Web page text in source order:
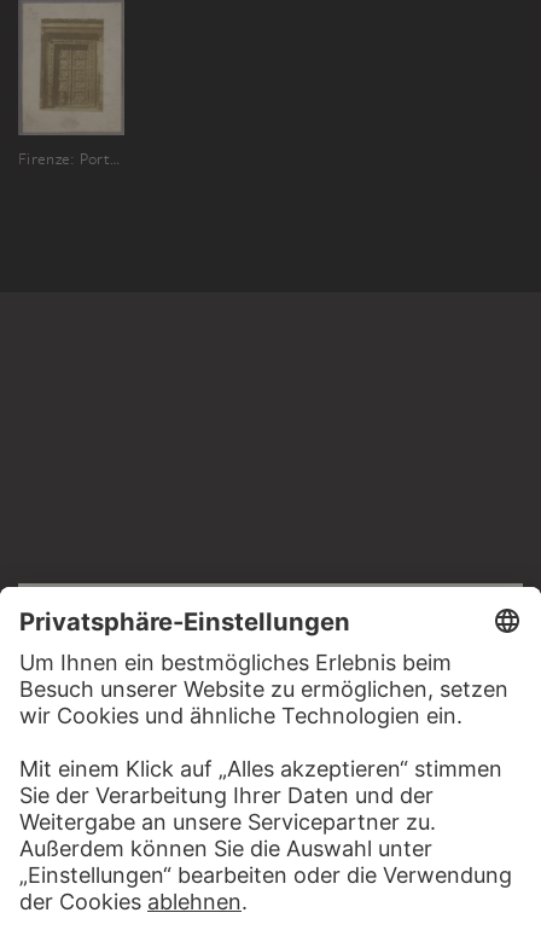
Firenze: Porta del Paradiso del Battistero
Impressum
Datenschutz
Copyright © 2026 Städel Museum
All rights reserved.
DIGITALE SAMMLUNG
Startseite
Werke
Künstler
Alben